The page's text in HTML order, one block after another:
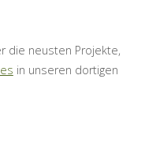
die neusten Projekte,
in unseren dortigen